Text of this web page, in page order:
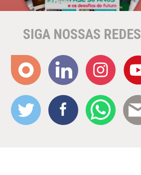
SIGA NOSSAS REDES